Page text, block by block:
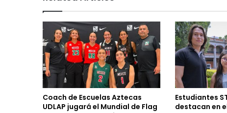
Coach de Escuelas Aztecas
UDLAP jugará el Mundial de Flag
Estudiantes
destacan en